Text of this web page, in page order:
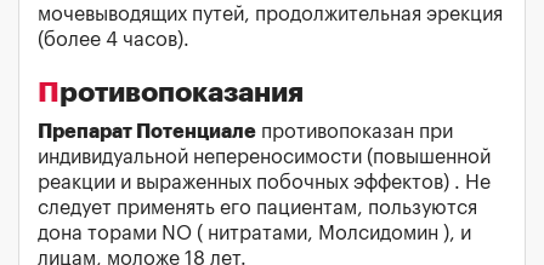
мочевыводящих путей, продолжительная эрекция
(более 4 часов).
Противопоказания
Препарат Потенциале противопоказан при
индивидуальной непереносимости (повышенной
реакции и выраженных побочных эффектов) . Не
следует применять его пациентам, пользуются
дона торами NО ( нитратами, Молсидомин ), и
лицам, моложе 18 лет.